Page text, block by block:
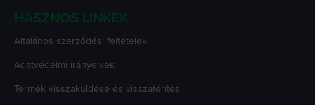
HASZNOS LINKEK
Általános szerződési feltételek
Adatvédelmi irányelvek
Termék visszaküldése és visszatérítés